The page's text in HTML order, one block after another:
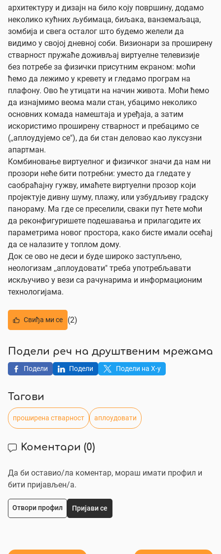
архитектуру и дизајн на било коју површину, додамо
неколико кућних љубимаца, биљака, ванземаљаца,
зомбија и свега осталог што будемо желели да
видимо у својој дневној соби. Визионари за проширену
стварност пружаће доживљај виртуелне телевизије
без потребе за физички присутним екраном: моћи
ћемо да лежимо у кревету и гледамо програм на
плафону. Ово ће утицати на начин живота. Моћи ћемо
да изнајмимо веома мали стан, убацимо неколико
основних комада намештаја и уређаја, а затим
искористимо проширену стварност и пребацимо се
(,,аплоудујемо се"), да би стан деловао као луксузни
апартман.
Комбиновање виртуелног и физичког значи да нам ни
прозори неће бити потребни: уместо да гледате у
саобраћајну гужву, имаћете виртуелни прозор који
пројектује дивну шуму, плажу, или узбудљиву градску
панораму. Ма где се преселили, сваки пут ћете моћи
да реконфигуришете подешавања и прилагодите их
параметрима новог простора, како бисте имали осећај
да се налазите у топлом дому.
Док се ово не деси и буде широко заступљено,
неологизам ,,аплоудовати" треба употребљавати
искључиво у вези са рачунарима и информационим
технологијама.
Свиђа ми се (2)
Подели реч на друштвеним мрежама
Подели Подели Подели на X-у
Тагови
проширена стварност аплоудовати
Коментари (0)
Да би оставио/ла коментар, мораш имати профил и
бити пријављен/a.
Отвори профил Пријави се